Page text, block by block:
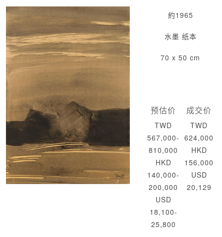
約1965
水墨 纸本
70 x 50 cm
预估价
TWD
567,000-
810,000
HKD
140,000-
200,000
USD
18,100-
25,800
成交价
TWD
624,000
HKD
156,000
USD
20,129